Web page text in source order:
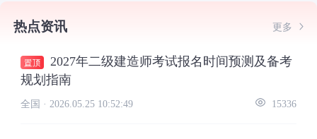
热点资讯 更多
2027年二级建造师考试报名时间预测及备考
规划指南
全国 · 2026.05.25 10:52:49 15336